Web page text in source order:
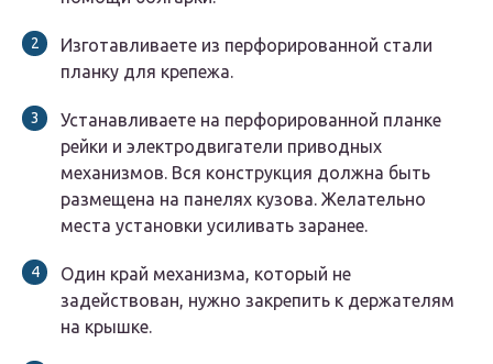
Изготавливаете из перфорированной стали
планку для крепежа.
Устанавливаете на перфорированной планке
рейки и электродвигатели приводных
механизмов. Вся конструкция должна быть
размещена на панелях кузова. Желательно
места установки усиливать заранее.
Один край механизма, который не
задействован, нужно закрепить к держателям
на крышке.